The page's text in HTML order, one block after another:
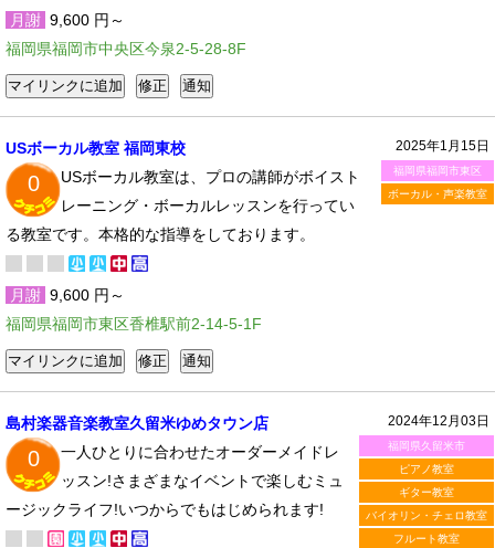
月謝 9,600 円～
福岡県福岡市中央区今泉2-5-28-8F
2025年1月15日
福岡県福岡市東区
ボーカル・声楽教室
USボーカル教室 福岡東校
0
USボーカル教室は、プロの講師がボイスト
レーニング・ボーカルレッスンを行ってい
る教室です。本格的な指導をしております。
月謝 9,600 円～
福岡県福岡市東区香椎駅前2-14-5-1F
2024年12月03日
福岡県久留米市
ピアノ教室
ギター教室
バイオリン・チェロ教室
フルート教室
島村楽器音楽教室久留米ゆめタウン店
0
一人ひとりに合わせたオーダーメイドレ
ッスン!さまざまなイベントで楽しむミュ
ージックライフ!いつからでもはじめられます!